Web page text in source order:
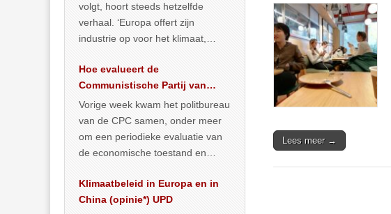
Lees meer →
volgt, hoort steeds hetzelfde
verhaal. ‘Europa offert zijn
industrie op voor het klimaat,
vergroening… >> lees meer
Hoe evalueert de
Communistische Partij van
China de economische
situatie?
Vorige week kwam het politbureau
van de CPC samen, onder meer
om een periodieke evaluatie van
de economische toestand en
publiceerden… >> lees meer
Klimaatbeleid in Europa en in
China (opinie*) UPD